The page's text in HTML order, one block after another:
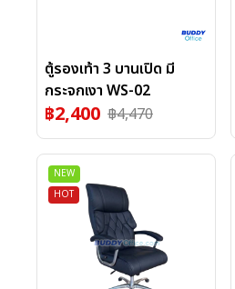
ตู้รองเท้า 3 บานเปิด มี
กระจกเงา WS-02
฿2,400 ฿4,470
NEW
HOT